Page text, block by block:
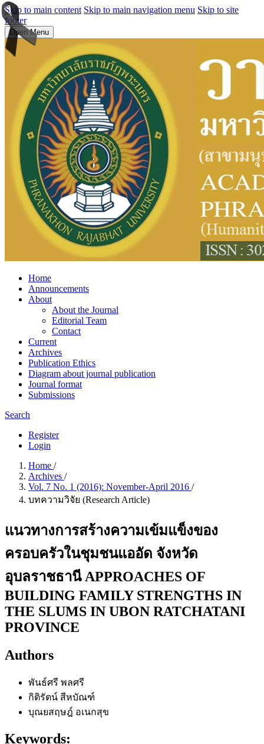
Skip to main content Skip to main navigation menu Skip to site
footer
Open Menu
Home
Announcements
About
About the Journal
Editorial Team
Contact
Current
Archives
Publication Ethics
Diagram about journal publication
Journal format
Submissions
Search
Register
Login
Home /
Archives /
Vol. 7 No. 1 (2016): November-April 2016 /
บทความวิจัย (Research Article)
แนวทางการสร้างความเข้มแข็งของ
ครอบครัวในชุมชนแออัด จังหวัด
อุบลราชธานี APPROACHES OF
BUILDING FAMILY STRENGTHS IN
THE SLUMS IN UBON RATCHATANI
PROVINCE
Authors
พันธ์ศรี พลศรี
กิติรัตน์ สีหบัณฑ์
บุณยสฤษฎ์ อเนกสุข
Keywords: